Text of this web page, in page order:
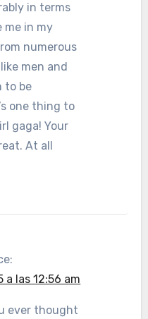
in terms
me in my
numerous
men and
to be
one thing to
gaga! Your
At all
a las 12:56 am
ever thought